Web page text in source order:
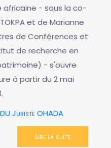
- sous la co-
et de Marianne
de Conférences et
de recherche en
- s'ouvre
à partir du 2 mai
DU Juriste OHADA
Lire la suite